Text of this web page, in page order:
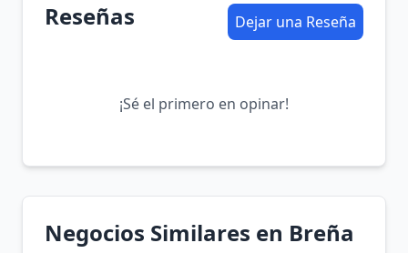
Reseñas Dejar una Reseña
¡Sé el primero en opinar!
Negocios Similares en Breña